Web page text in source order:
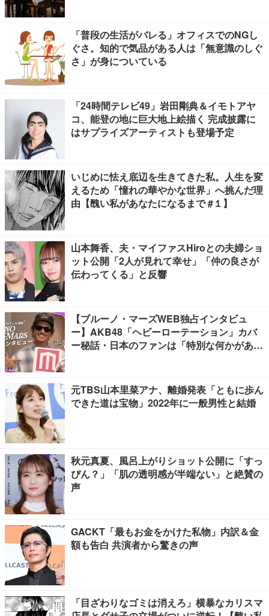
「普段の生活がバレる」オフィスでのNGし
ぐさ。知的で気品がある人は「無意識のしぐ
さ」が身についている
「24時間テレビ49」岩田剛典＆イモトアヤ
コ、能登の地に巨大地上絵描く 完成披露に
はサプライズアーティストも登場予定
いじめに怯え底辺を生きてきた私。人生を変
えるため「憧れの華やかな世界」へ挑んだ理
由【醜い私があなたになるまで #１】
山本舞香、夫・マイファスHiroとの夫婦ショ
ット公開「2人が見れて幸せ」「仲の良さが
伝わってくる」と反響
【ブルーノ・マーズWEB独占インタビュ
ー】AKB48「ヘビーローテーション」カバ
ー秘話・日本のファンは「特別な何かがあ
元TBS山本里菜アナ、離婚発表「ともに歩ん
できた道は宝物」2022年に一般男性と結婚
秋元真夏、風呂上がりショット公開に「すっ
ぴん？」「肌の透明感が半端ない」と絶賛の
声
GACKT「最もお金をかけた私物」内訳＆金
額も告白 共演者から驚きの声
「目ざわりなゴミは消えろ」横暴なカリスマ